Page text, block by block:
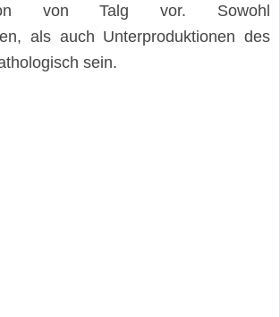
von Talg vor. Sowohl
als auch Unterproduktionen des
sein.